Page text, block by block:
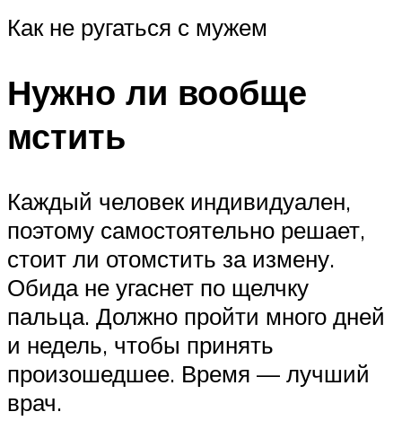
Как не ругаться с мужем
Нужно ли вообще
мстить
Каждый человек индивидуален,
поэтому самостоятельно решает,
стоит ли отомстить за измену.
Обида не угаснет по щелчку
пальца. Должно пройти много дней
и недель, чтобы принять
произошедшее. Время — лучший
врач.